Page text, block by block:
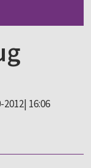
2012| 16:06